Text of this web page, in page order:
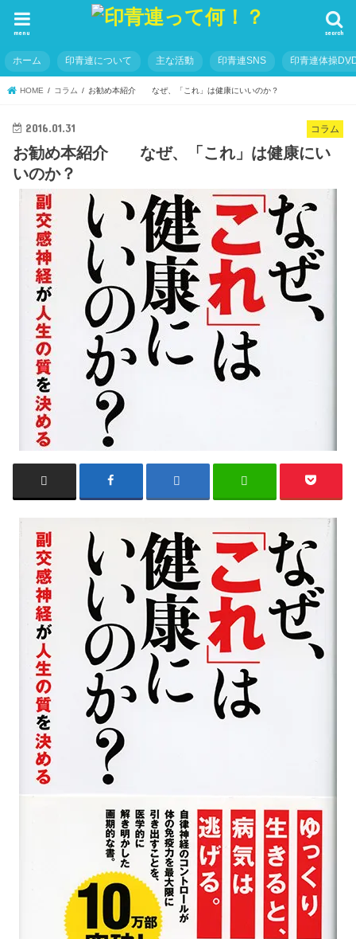
search
menu
ホーム 印青連について 主な活動 印青連SNS 印青連体操
HOME コラム お勧め本紹介 なぜ、「これ」は健康にいいのか？
コラム
2016.01.31
お勧め本紹介 なぜ、「これ」は健康にい
いのか？